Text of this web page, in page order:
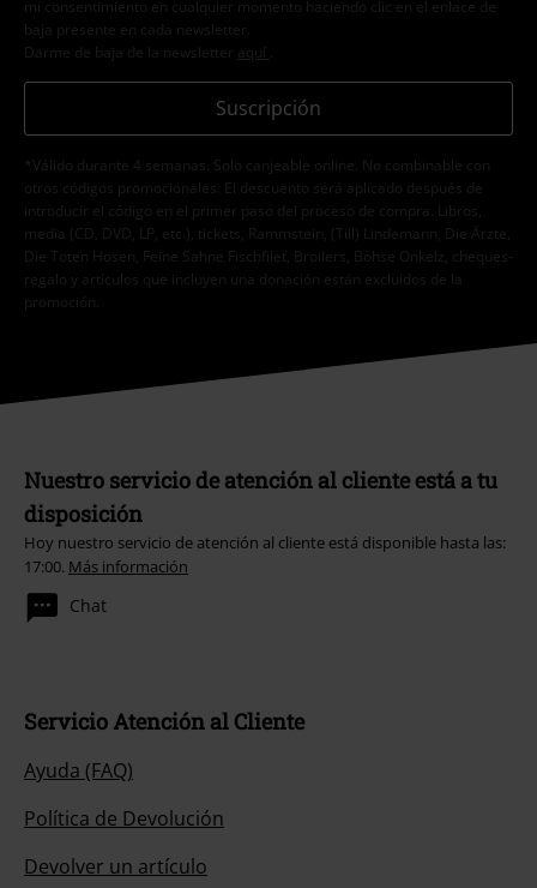
mi consentimiento en cualquier momento haciendo clic en el enlace de
baja presente en cada newsletter.
Darme de baja de la newsletter
aquí
Suscripción
*Válido durante 4 semanas. Solo canjeable online. No combinable con
otros códigos promocionales. El descuento será aplicado después de
introducir el código en el primer paso del proceso de compra. Libros,
media (CD, DVD, LP, etc.), tickets, Rammstein, (Till) Lindemann, Die Ärzte,
Die Toten Hosen, Feine Sahne Fischfilet, Broilers, Böhse Onkelz, cheques-
regalo y artículos que incluyen una donación están excluidos de la
promoción.
Nuestro servicio de atención al cliente está a tu
disposición
Hoy nuestro servicio de atención al cliente está disponible hasta las:
17:00. Más información
Chat
Servicio Atención al Cliente
Ayuda (FAQ)
Política de Devolución
Devolver un artículo